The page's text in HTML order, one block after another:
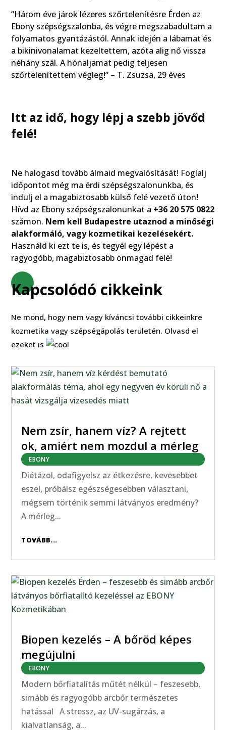
“Három éve járok lézeres szőrtelenítésre Érden az
Ebony szépségszalonba, és végre megszabadultam a
folyamatos gyantázástól. Annak idején a lábamat és
a bikinivonalamat kezeltettem, azóta alig nő vissza
néhány szál. A hónaljamat pedig teljesen
szőrtelenítettem végleg!” – T. Zsuzsa, 29 éves
Itt az idő, hogy lépj a szebb jövőd
felé!
Ne halogasd tovább álmaid megvalósítását! Foglalj
időpontot még ma érdi szépségszalonunkba, és
indulj el a magabiztosabb külső felé vezető úton!
Hívd az Ebony szépségszalonunkat a +36 20 575 0822
számon. Nem kell Budapestre utaznod a minőségi
alakformáló, vagy kozmetikai kezelésekért.
Használd ki ezt te is, és tegyél egy lépést a
ragyogóbb, magabiztosabb önmagad felé!
Kapcsolódó cikkeink
Ne mond, hogy nem vagy kíváncsi további cikkeinkre
kozmetika vagy szépségápolás területén. Olvasd el
ezeket is
Nem zsír, hanem víz? A rejtett
ok, amiért nem mozdul a mérleg
EBONY
Diétázol, odafigyelsz az étkezésre, kevesebbet
eszel, próbálsz egészségesebben választani,
mégsem történik semmi látványos eredmény?
A mérleg...
TOVÁBB...
Biopen kezelés – A bőröd képes
megújulni
EBONY
Modern bőrfiatalítás műtét nélkül – feszesebb,
simább és ragyogóbb arcbőr természetes
hatással A stressz, az UV-sugárzás, a
kialvatlanság, a...